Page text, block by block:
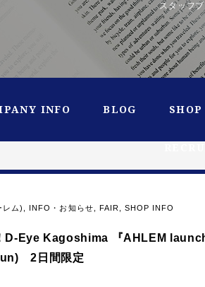
スタッフ
INFO BLOG
レム) INFO・お知らせ FAIR ,SHOP INFO
D-Eye Kagoshima 『AHLEM
2日間限定